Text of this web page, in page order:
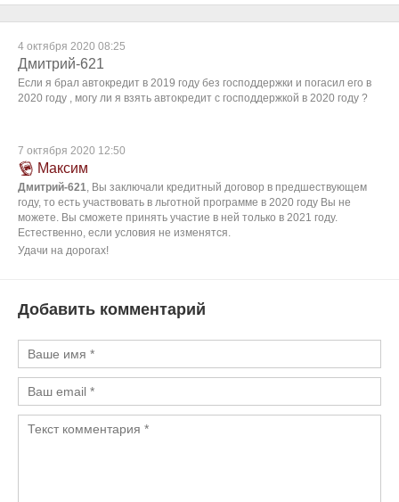
4 октября 2020 08:25
Дмитрий-621
Если я брал автокредит в 2019 году без господдержки и погасил его в
2020 году , могу ли я взять автокредит с господдержкой в 2020 году ?
7 октября 2020 12:50
Максим
Дмитрий-621, Вы заключали кредитный договор в предшествующем
году, то есть участвовать в льготной программе в 2020 году Вы не
можете. Вы сможете принять участие в ней только в 2021 году.
Естественно, если условия не изменятся.
Удачи на дорогах!
Добавить комментарий